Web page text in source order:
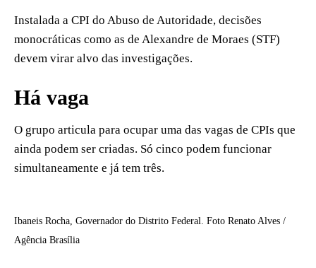
Instalada a CPI do Abuso de Autoridade, decisões
monocráticas como as de Alexandre de Moraes (STF)
devem virar alvo das investigações.
Há vaga
O grupo articula para ocupar uma das vagas de CPIs que
ainda podem ser criadas. Só cinco podem funcionar
simultaneamente e já tem três.
Ibaneis Rocha, Governador do Distrito Federal. Foto Renato Alves /
Agência Brasília